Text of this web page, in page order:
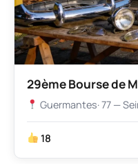
29ème Bourse de
Guermantes· 77 —
18